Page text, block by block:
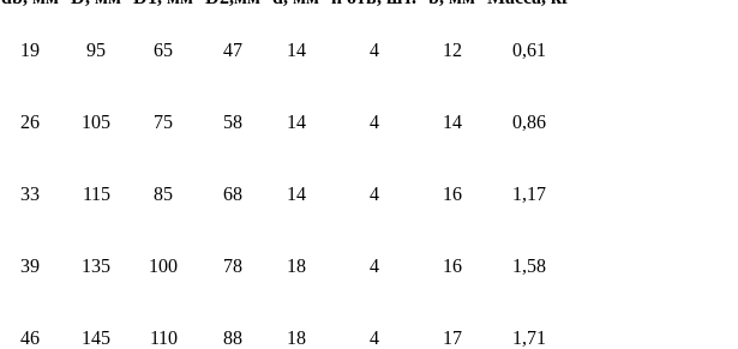
19 95 65 47 14 4 12 0,61
26 105 75 58 14 4 14 0,86
33 115 85 68 14 4 16 1,17
39 135 100 78 18 4 16 1,58
46 145 110 88 18 4 17 1,71